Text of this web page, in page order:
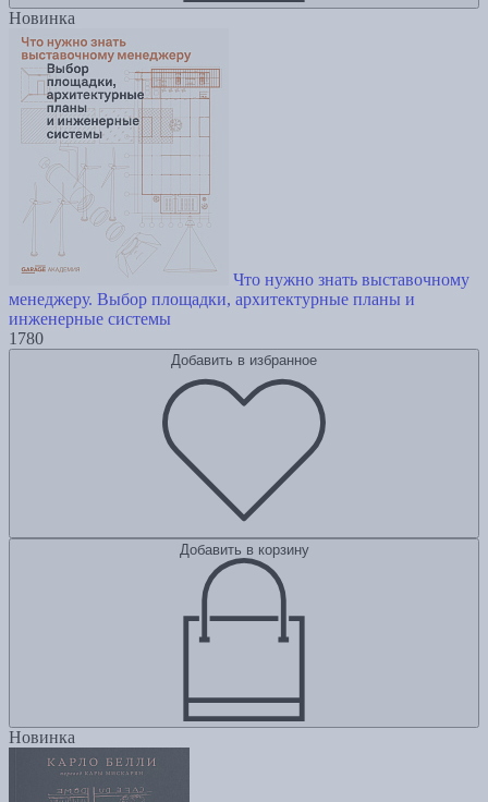
Новинка
Что нужно знать выставочному
менеджеру. Выбор площадки, архитектурные планы и
инженерные системы
1780
Добавить в избранное
Добавить в корзину
Новинка